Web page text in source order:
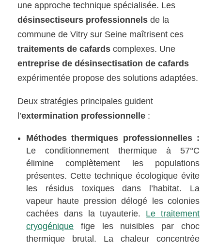
une approche technique spécialisée. Les
désinsectiseurs professionnels de la
commune de Vitry sur Seine maîtrisent ces
traitements de cafards complexes. Une
entreprise de désinsectisation de cafards
expérimentée propose des solutions adaptées.
Deux stratégies principales guident
l’extermination professionnelle :
Méthodes thermiques professionnelles :
Le conditionnement thermique à 57°C
élimine complètement les populations
présentes. Cette technique écologique évite
les résidus toxiques dans l’habitat. La
vapeur haute pression délogé les colonies
cachées dans la tuyauterie. Le traitement
cryogénique fige les nuisibles par choc
thermique brutal. La chaleur concentrée